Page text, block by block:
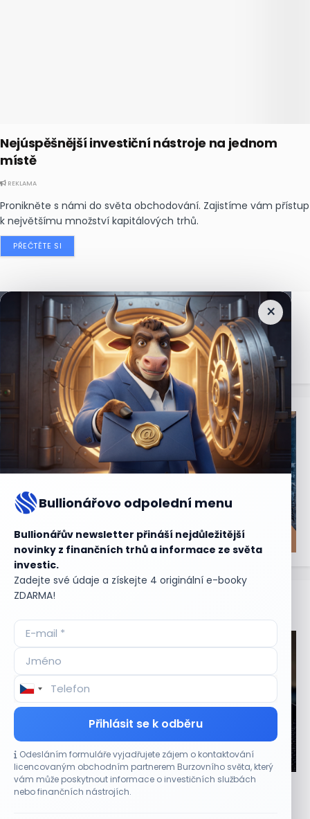
Nejúspěšnější investiční nástroje na jednom
místě
REKLAMA
Pronikněte s námi do světa obchodování. Zajistíme vám přístup
k největšímu množství kapitálových trhů.
PŘEČTĚTE SI
×
Bullionářovo odpolední menu
Bullionářův newsletter přináší nejdůležitější
novinky z finančních trhů a informace ze světa
investic.
Zadejte své údaje a získejte 4 originální e-booky
ZDARMA!
Přihlásit se k odběru
Odesláním formuláře vyjadřujete zájem o kontaktování
licencovaným obchodním partnerem Burzovního světa, který
vám může poskytnout informace o investičních službách
nebo finančních nástrojích.
Nejčtenějšízprávy
Aktuální
CO HÝBE TRHEM
Výsledky společností jsou silné. Proč to akciový
trh zatím neoceňuje?